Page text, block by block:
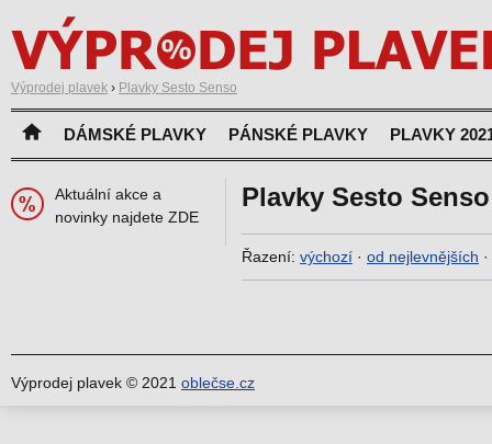
Výprodej plavek › Plavky Sesto Senso
DÁMSKÉ PLAVKY PÁNSKÉ PLAVKY PLAVKY
Plavky Sesto Senso
Řazení: výchozí · od nejlevnějších ·
Aktuální akce a
novinky najdete ZDE
Výprodej plavek © 2021 oblečse.cz